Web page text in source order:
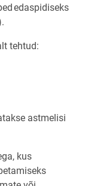
edaspidiseks
tehtud:
astmelisi
kus